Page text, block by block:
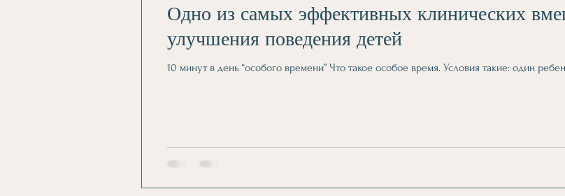
Одно из самых эффективных клинических
улучшения поведения детей
10 минут в день “особого времени” Что такое особое время. Условия такие: один